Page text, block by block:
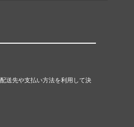
送先や支払い方法を利用して決